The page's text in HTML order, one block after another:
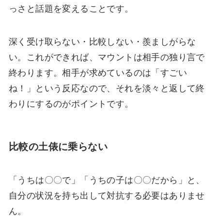
っさと話題を変えることです。
深く受け取らない・比較しない・羨ましがらな
い。これができれば、マウントは相手の独り言で
終わります。相手が求めているのは「すごい
ね！」という反応なので、それを淡々と返して終
わりにするのがポイントです。
比較の土俵に乗らない
「うちは〇〇で」「うちの子は〇〇だから」と、
自分の状況を持ち出して対抗する必要はありませ
ん。